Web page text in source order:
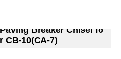
Paving Breaker Chisel fo
r CB-10(CA-7)